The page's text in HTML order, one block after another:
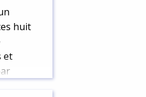
huit
et